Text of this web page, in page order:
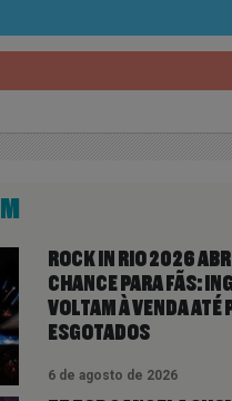
ROCK IN RIO 2026
CHANCE PARA FÃS:
VOLTAM À VENDA ATÉ
ESGOTADOS
6 de agosto de 2026